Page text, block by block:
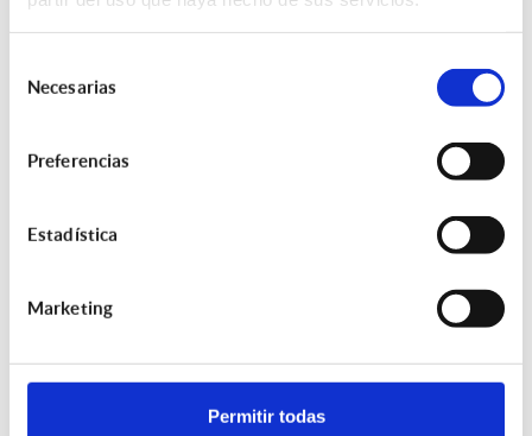
Necesarias
Preferencias
Estadística
Marketing
Permitir todas
Correo electrónico
Le manifestamos que la oferta a efectuar, base de la
póliza a referenciar, será consecuencia de nuestro
análisis de seguros del mismo ramo efectuado en